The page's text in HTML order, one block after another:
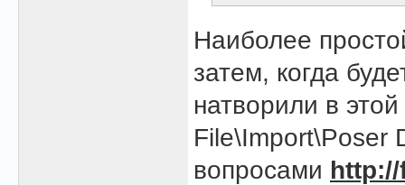
Наиболее
затем, когда
натворили в
File\Import\Poser
вопросами